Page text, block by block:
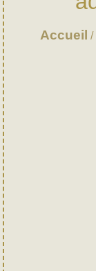
Accueil /